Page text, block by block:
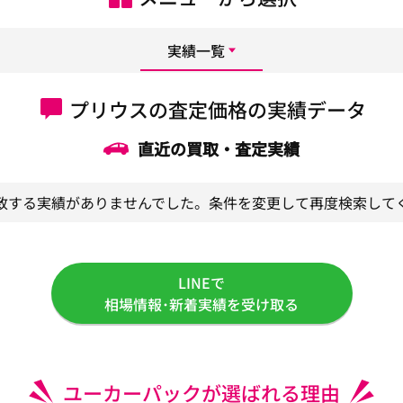
実績一覧
プリウスの査定価格の実績データ
直近の買取・査定実績
する実績がありませんでした。条件を変更して再度検索して
LINEで
相場情報･新着実績を受け取る
ユーカーパックが選ばれる理由